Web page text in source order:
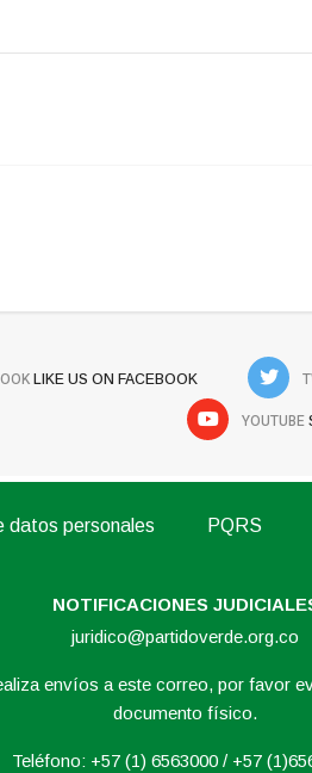
LIKE US ON FACEBOOK
YOUTUBE
datos personales PQRS
NOTIFICACIONES
juridico@partidoverde.org.co
envíos a este correo, por favor
documento físico.
Teléfono: +57 (1) 6563000 / +57